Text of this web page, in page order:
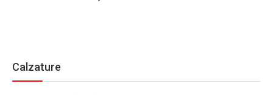
Calzature